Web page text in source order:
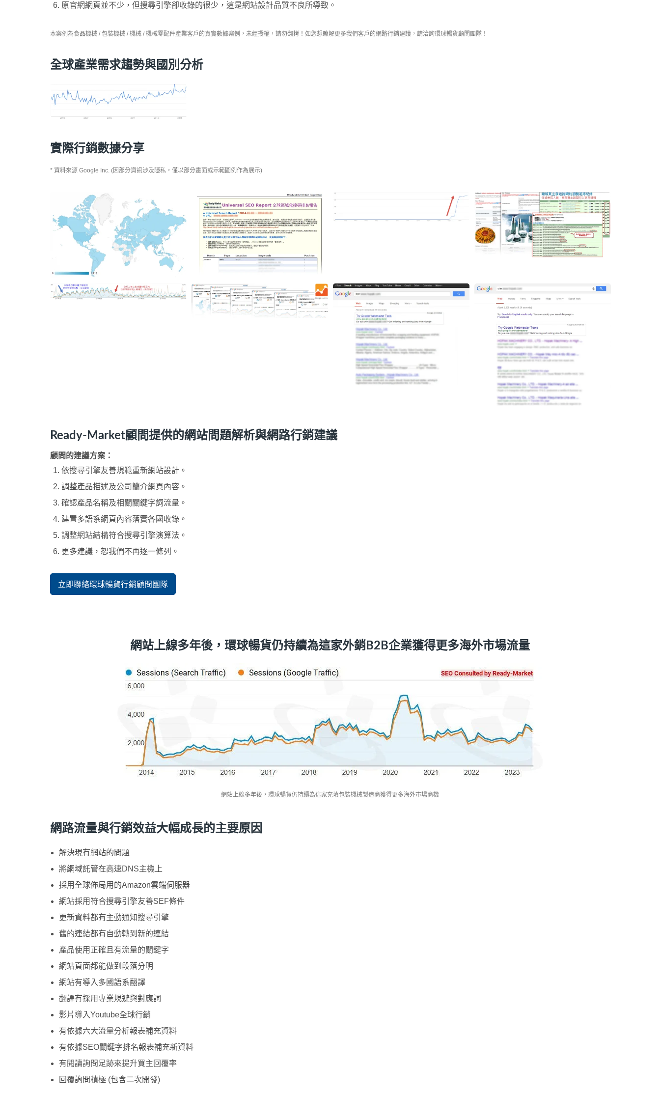
原官網網頁並不少，但搜尋引擎卻收錄的很少，這是網站設計品質不良所導致。
本案例為食品機械 / 包裝機械 / 機械 / 機械零配件產業客戶的真實數據案例，未經授權，請勿翻拷！如您想瞭解更多我們客戶的網路行銷建議，請洽詢環球暢貨顧問團隊！
全球產業需求趨勢與國別分析
實際行銷數據分享
* 資料來源 Google Inc. (因部分資訊涉及隱私，僅以部分畫面或示範圖例作為展示)
Ready-Market顧問提供的網站問題解析與網路行銷建議
顧問的建議方案：
依搜尋引擎友善規範重新網站設計。
調整產品描述及公司簡介網頁內容。
確認產品名稱及相關關鍵字詞流量。
建置多語系網頁內容落實各國收錄。
調整網站結構符合搜尋引擎演算法。
更多建議，恕我們不再逐一條列。
立即聯絡環球暢貨行銷顧問團隊
網站上線多年後，環球暢貨仍持續為這家外銷B2B企業獲得更多海外市場流量
網站上線多年後，環球暢貨仍持續為這家充填包裝機械製造商獲得更多海外市場商機
網路流量與行銷效益大幅成長的主要原因
解決現有網站的問題
將網域託管在高速DNS主機上
採用全球佈局用的Amazon雲端伺服器
網站採用符合搜尋引擎友善SEF條件
更新資料都有主動通知搜尋引擎
舊的連結都有自動轉到新的連結
產品使用正確且有流量的關鍵字
網站頁面都能做到段落分明
網站有導入多國語系翻譯
翻譯有採用專業規避與對應詞
影片導入Youtube全球行銷
有依據六大流量分析報表補充資料
有依據SEO關鍵字排名報表補充新資料
有閱讀詢問足跡來提升買主回覆率
回覆詢問積極 (包含二次開發)